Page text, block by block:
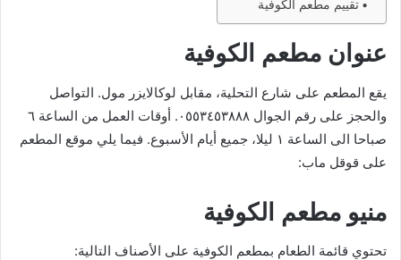
تقييم مطعم الكوفية
عنوان مطعم الكوفية
يقع المطعم على شارع التحلية، مقابل لوكالايزر مول. التواصل
والحجز على رقم الجوال ٠٥٥٣٤٥٣٨٨٨. أوقات العمل من الساعة ٦
صباحا الى الساعة ١ ليلا، جميع أيام الأسبوع. فيما يلي موقع المطعم
على قوقل ماب:
منيو مطعم الكوفية
تحتوي قائمة الطعام بمطعم الكوفية على الأصناف التالية: